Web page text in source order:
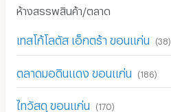
ห้างสรรพสินค้า/ตลาด
เทสโก้โลตัส เอ็กตร้า ขอนแก่น (38)
ตลาดมอดินแดง ขอนแก่น (186)
ไทวัสดุ ขอนแก่น (170)